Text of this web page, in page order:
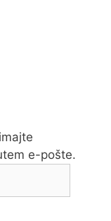
e-pošte.